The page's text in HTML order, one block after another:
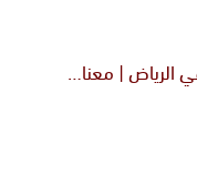
الرياض | معنا…